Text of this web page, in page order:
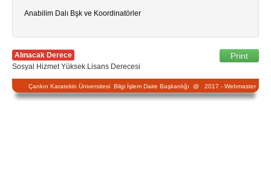
Anabilim Dalı Bşk ve Koordinatörler
Print
Alınacak Derece
Sosyal Hizmet Yüksek Lisans Derecesi
Çankırı Karatekin Üniversitesi Bilgi İşlem Daire Başkanlığı @ 2017 - Webmaster